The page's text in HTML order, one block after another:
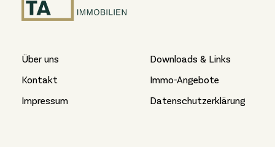
Über uns
Kontakt
Impressum
Downloads & Links
Immo-Angebote
Datenschutzerklärung